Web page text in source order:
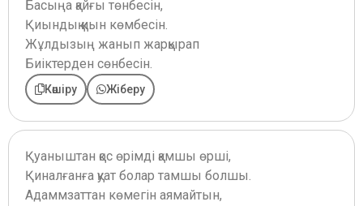
Басыңа қайғы төнбесін,
Қиындық қиын көмбесін.
Жұлдызың жанып жарқырап
Биіктерден сөнбесін.
Көшіру Жіберу
Қуаныштан қос өрімді қамшы өрші,
Қиналғанға қуат болар тамшы болшы.
Адаммзаттан көмегін аямайтын,